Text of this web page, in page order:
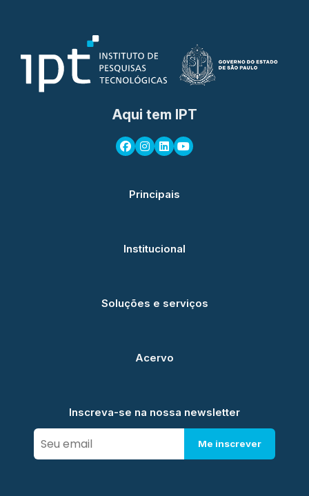
Aqui tem IPT
Principais
Institucional
Soluções e serviços
Acervo
Inscreva-se na nossa newsletter
Me inscrever